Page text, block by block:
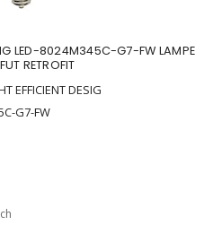
LED-8024M345C-G7-FW LAMPE
RETROFIT
EFFICIENT DESIG
G7-FW